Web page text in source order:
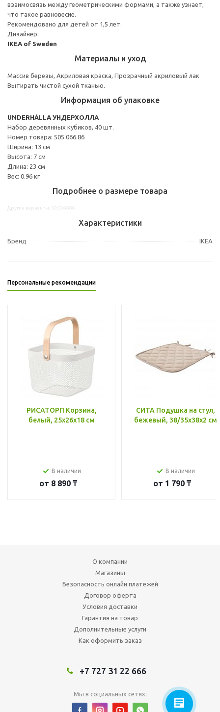
взаимосвязь между геометрическими формами, а также узнает,
что такое равновесие.
Рекомендовано для детей от 1,5 лет.
Дизайнер:
IKEA of Sweden
Материалы и уход
Массив березы, Акриловая краска, Прозрачный акриловый лак
Вытирать чистой сухой тканью.
Информация об упаковке
UNDERHÅLLA УНДЕРХОЛЛА
Набор деревянных кубиков, 40 шт.
Номер товара: 505.066.86
Ширина: 13 см
Высота: 7 см
Длина: 23 см
Вес: 0.96 кг
Подробнее о размере товара
Характеристики
Бренд IKEA
Персональные рекомендации
РИСАТОРП Корзина,
белый, 25x26x18 см
В наличии
от 8 890 ₸
СИТА Подушка на стул,
бежевый, 38/35x38x2 см
В наличии
от 1 790 ₸
О компании
Магазины
Безопасность онлайн платежей
Договор оферта
Условия доставки
Гарантия на товар
Дополнительные услуги
Как оформить заказ
+7 727 31 22 666
Мы в социальных сетях: